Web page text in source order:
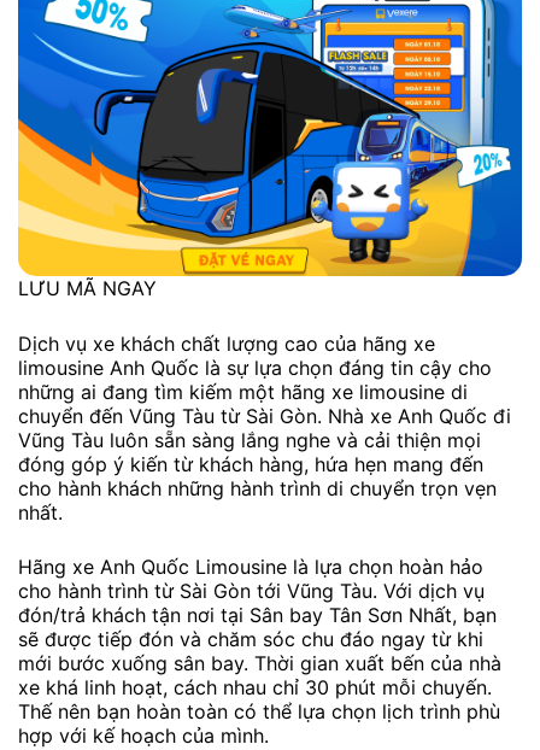
LƯU MÃ NGAY
Dịch vụ xe khách chất lượng cao của hãng xe
limousine Anh Quốc là sự lựa chọn đáng tin cậy cho
những ai đang tìm kiếm một hãng xe limousine di
chuyển đến Vũng Tàu từ Sài Gòn. Nhà xe Anh Quốc đi
Vũng Tàu luôn sẵn sàng lắng nghe và cải thiện mọi
đóng góp ý kiến từ khách hàng, hứa hẹn mang đến
cho hành khách những hành trình di chuyển trọn vẹn
nhất.
Hãng xe Anh Quốc Limousine là lựa chọn hoàn hảo
cho hành trình từ Sài Gòn tới Vũng Tàu. Với dịch vụ
đón/trả khách tận nơi tại Sân bay Tân Sơn Nhất, bạn
sẽ được tiếp đón và chăm sóc chu đáo ngay từ khi
mới bước xuống sân bay. Thời gian xuất bến của nhà
xe khá linh hoạt, cách nhau chỉ 30 phút mỗi chuyến.
Thế nên bạn hoàn toàn có thể lựa chọn lịch trình phù
hợp với kế hoạch của mình.